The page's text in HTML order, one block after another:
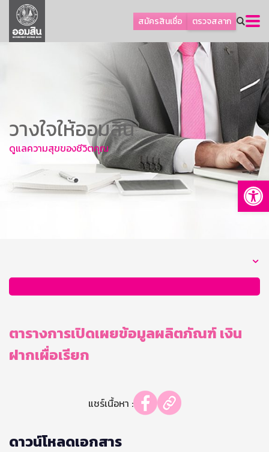
สมัครสินเชื่อ ตรวจสลาก
ลูกค้าธุรกิจ
ลูกค้าผู้ประกอบรายย่อย
การพัฒนาที่ยั่งยืน
ข่าวสาร
บริการทางการเงิน
อื่นๆ
วางใจให้ออมสิน
ดูแลความสุขของชีวิตคุณ
ตารางการเปิดเผยข้อมูลผลิตภัณฑ์ เงิน
ฝากเผื่อเรียก
แชร์เนื้อหา :
ดาวน์โหลดเอกสาร